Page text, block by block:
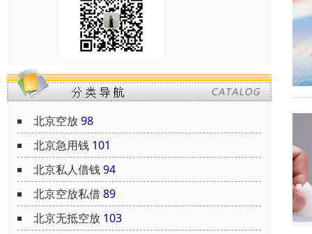
北京空放98
北京急用钱 101
北京私人借钱94
北京空放私借89
北京无抵空放 103